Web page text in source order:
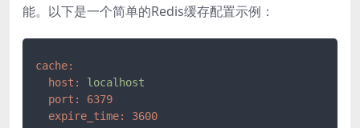
能。以下是一个简单的Redis缓存配置示例：
cache:
host:
localhost
port:
6379
expire_time:
3600